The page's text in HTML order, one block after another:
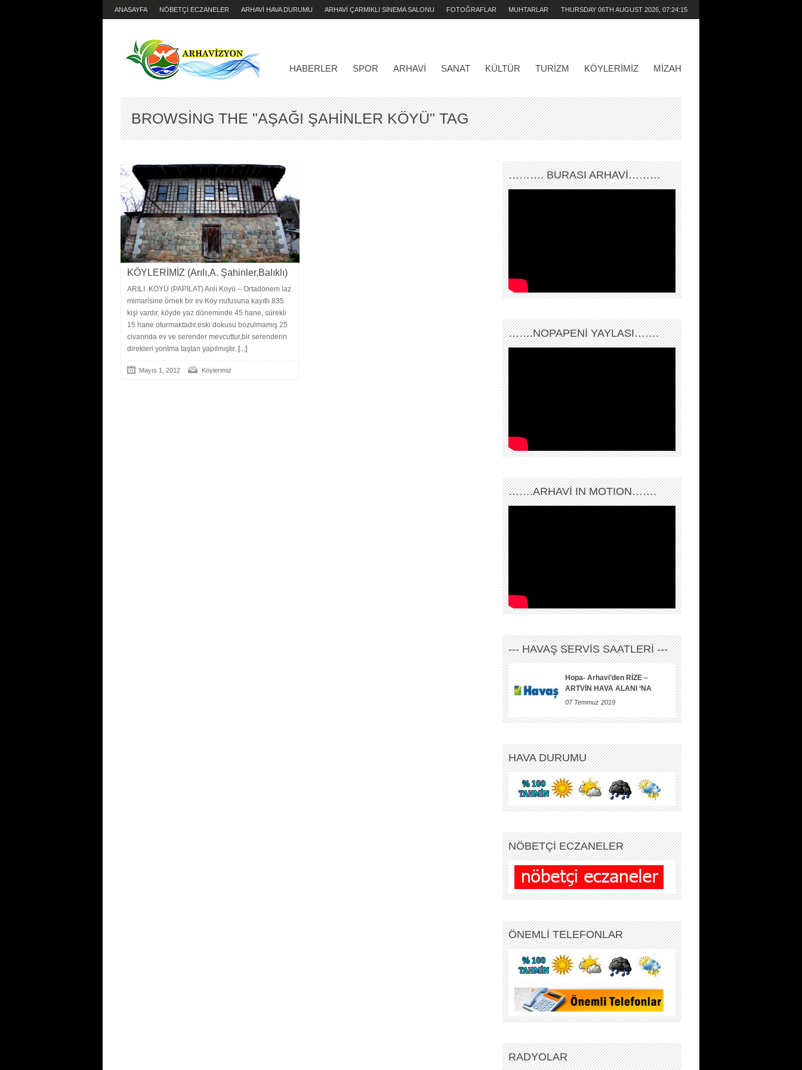
ANASAYFA NÖBETÇİ ECZANELER ARHAVİ HAVA DURUMU ARHAVİ ÇARMIKLI SİNEMA SALONU FOTOĞRAFLAR MUHTARLAR THURSDAY 06TH AUGUST 2026, 07:24:15
HABERLER SPOR ARHAVI SANAT KÜLTÜR TURIZM KÖYLERIMIZ MIZAH
BROWSING THE "AŞAĞI ŞAHINLER KÖYÜ" TAG
KÖYLERİMİZ (Arılı,A. Şahinler,Balıklı)
ARILI KÖYÜ (PAPİLAT) Arılı Köyü – Ortadönem laz
mimarisine örnek bir ev Köy nufusuna kayıtlı 835
kişi vardır, köyde yaz döneminde 45 hane, sürekli
15 hane oturmaktadır,eski dokusu bozulmamış 25
civarında ev ve serender mevcuttur,bir serenderin
direkleri yontma taştan yapılmıştır. [...]
Mayıs 1, 2012 Köylerimiz
………. BURASI ARHAVİ………
…….NOPAPENİ YAYLASI…….
…….ARHAVI IN MOTION…….
--- HAVAŞ SERVİS SAATLERİ ---
Hopa- Arhavi’den RİZE –
ARTVİN HAVA ALANI ‘NA
07 Temmuz 2019
HAVA DURUMU
NÖBETÇİ ECZANELER
ÖNEMLİ TELEFONLAR
RADYOLAR